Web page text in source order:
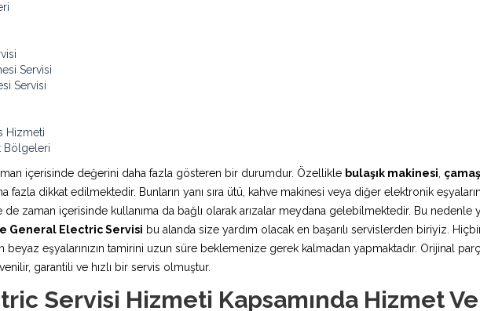
Servisi
Servisi
Hizmeti
Bölgeleri
içerisinde değerini daha fazla gösteren bir durumdur. Özellikle bulaşık makinesi
dikkat edilmektedir. Bunların yanı sıra ütü, kahve makinesi veya diğer elektronik
zaman içerisinde kullanıma da bağlı olarak arızalar meydana gelebilmektedir. Bu nedenle
General Electric Servisi bu alanda size yardım olacak en başarılı servislerden biriyiz.
eşyalarınızın tamirini uzun süre beklemenize gerek kalmadan yapmaktadır. Orijinal
garantili ve hızlı bir servis olmuştur.
Servisi Hizmeti Kapsamında Hizmet